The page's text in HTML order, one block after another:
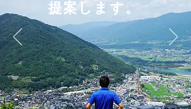
提案します。